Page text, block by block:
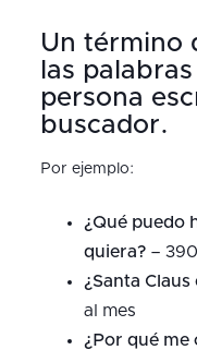
Un término
las
persona
buscador.
Por ejemplo:
¿Qué puedo
quiera?–
¿Santa Claus
al mes
¿Por qué me